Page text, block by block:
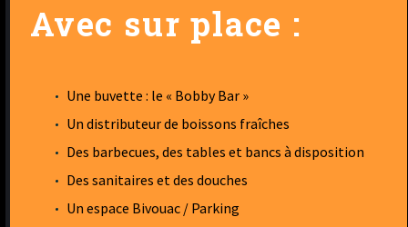
Avec sur place :
Une buvette : le « Bobby Bar »
Un distributeur de boissons fraîches
Des barbecues, des tables et bancs à disposition
Des sanitaires et des douches
Un espace Bivouac / Parking